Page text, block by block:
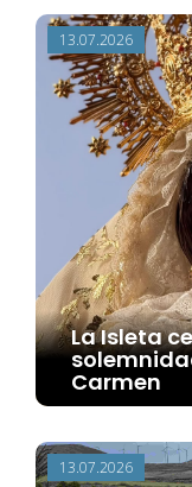
13.07.2026
La Isleta
Carmen
13.07.2026